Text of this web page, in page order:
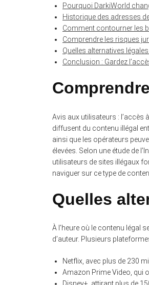
Pourquoi DarkiWorld
Historique des adresses
Comment contourner les
Comprendre les risques
Quelles alternatives
Conclusion : Gardez
Avis aux utilisateurs : l’accès
diffusent du contenu illégal
ainsi que les opérateurs
élevées. Selon une étude de
utilisateurs de sites illégaux
naviguer sur ce type de
Quelles
À l’heure où le contenu légal
d’auteur. Plusieurs
Netflix, avec plus de 230
Amazon Prime Video, qui